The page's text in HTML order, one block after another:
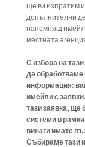
ще ви изпратим
допълнителни
напомнящ имейл
местната
С избора на
да
информация:
имейли с
тази заявка, ще
системи в
винаги имате
Събираме тази